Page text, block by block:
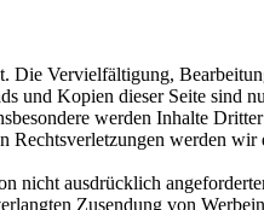
Die Vervielfältigung,
und Kopien dieser Seite sind
werden Inhalte
werden wir
nicht ausdrücklich
Zusendung von